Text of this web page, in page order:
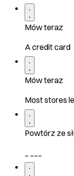
Mów teraz
A credit card
Mów teraz
Most stores
Powtórz ze